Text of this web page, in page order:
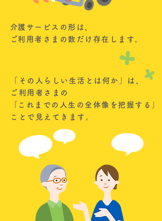
​介護サービスの形は、
​ご利用者さまの数だけ存在します。
「その人らしい生活とは何か」は、
ご利用者さまの
​「これまでの人生の全体像を把握する」
ことで見えてきます。